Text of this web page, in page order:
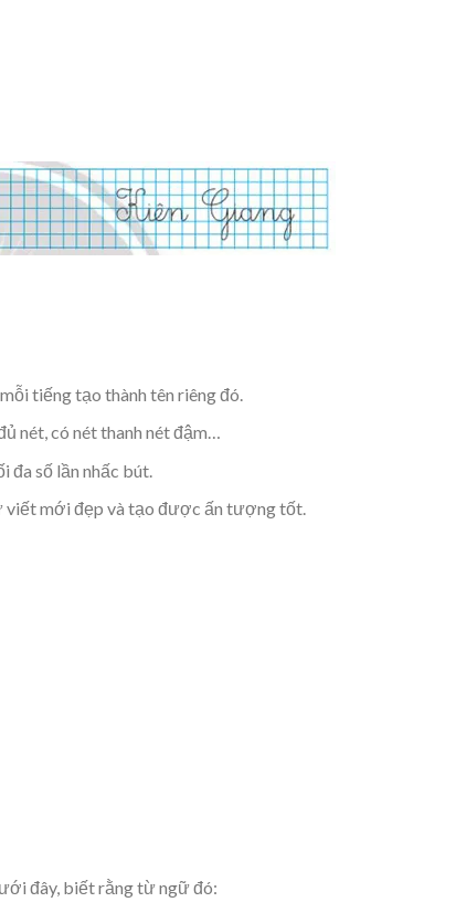
tiếng tạo thành tên riêng đó.
nét, có nét thanh nét đậm…
đa số lần nhấc bút.
viết mới đẹp và tạo được ấn tượng tốt.
đây, biết rằng từ ngữ đó: